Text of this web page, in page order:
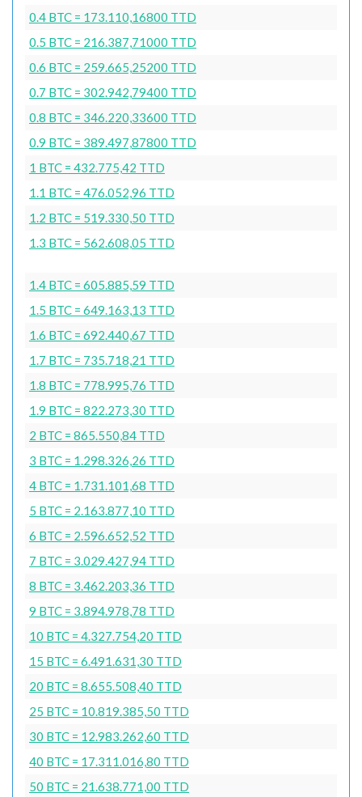
0.4 BTC = 173.110,16800 TTD
0.5 BTC = 216.387,71000 TTD
0.6 BTC = 259.665,25200 TTD
0.7 BTC = 302.942,79400 TTD
0.8 BTC = 346.220,33600 TTD
0.9 BTC = 389.497,87800 TTD
1 BTC = 432.775,42 TTD
1.1 BTC = 476.052,96 TTD
1.2 BTC = 519.330,50 TTD
1.3 BTC = 562.608,05 TTD
1.4 BTC = 605.885,59 TTD
1.5 BTC = 649.163,13 TTD
1.6 BTC = 692.440,67 TTD
1.7 BTC = 735.718,21 TTD
1.8 BTC = 778.995,76 TTD
1.9 BTC = 822.273,30 TTD
2 BTC = 865.550,84 TTD
3 BTC = 1.298.326,26 TTD
4 BTC = 1.731.101,68 TTD
5 BTC = 2.163.877,10 TTD
6 BTC = 2.596.652,52 TTD
7 BTC = 3.029.427,94 TTD
8 BTC = 3.462.203,36 TTD
9 BTC = 3.894.978,78 TTD
10 BTC = 4.327.754,20 TTD
15 BTC = 6.491.631,30 TTD
20 BTC = 8.655.508,40 TTD
25 BTC = 10.819.385,50 TTD
30 BTC = 12.983.262,60 TTD
40 BTC = 17.311.016,80 TTD
50 BTC = 21.638.771,00 TTD